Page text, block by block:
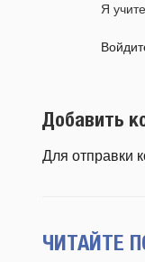
Я
Добавить
Для отправки
ЧИТАЙТЕ